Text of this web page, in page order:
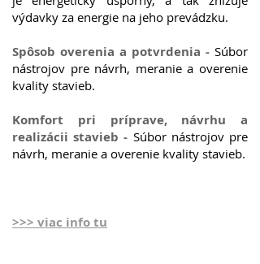
výdavky za energie na jeho prevádzku.
Spôsob overenia a potvrdenia - Súbor
nástrojov pre návrh, meranie a overenie
kvality stavieb.
Komfort pri príprave, návrhu a
realizácii stavieb - Súbor nástrojov pre
návrh, meranie a overenie kvality stavieb.
>>> viac info tu